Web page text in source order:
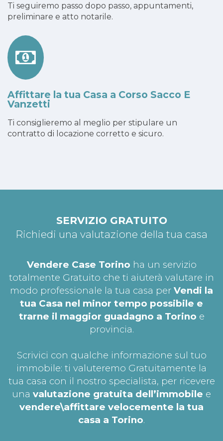
Ti seguiremo passo dopo passo, appuntamenti,
preliminare e atto notarile.
Affittare la tua Casa a Corso Sacco E
Vanzetti
Ti consiglieremo al meglio per stipulare un
contratto di locazione corretto e sicuro.
SERVIZIO GRATUITO
Richiedi una valutazione della tua casa
Vendere Case Torino ha un servizio
totalmente Gratuito che ti aiuterà valutare in
modo professionale la tua casa per Vendi la
tua Casa nel minor tempo possibile e
trarne il maggior guadagno a Torino e
provincia.
Scrivici con qualche informazione sul tuo
immobile: ti valuteremo Gratuitamente la
tua casa con il nostro specialista, per ricevere
una valutazione gratuita dell’immobile e
vendere\affittare velocemente la tua
casa a Torino.